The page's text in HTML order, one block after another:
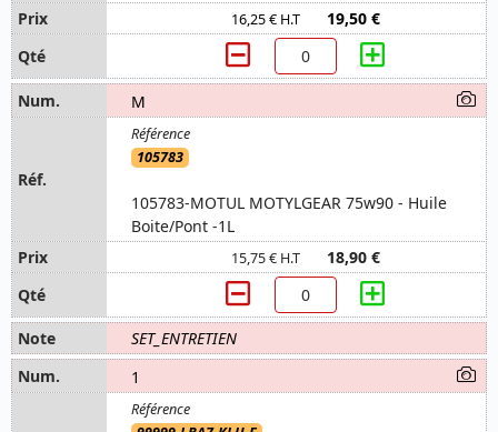
16,25 € H.T 19,50 €
M
105783
105783-MOTUL MOTYLGEAR 75w90 - Huile
Boite/Pont -1L
15,75 € H.T 18,90 €
SET_ENTRETIEN
1